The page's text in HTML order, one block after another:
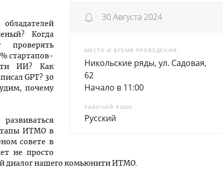
30 Августа 2024
МЕСТО И ВРЕМЯ ПРОВЕДЕНИЯ
Никольские ряды, ул. Садовая,
62
Начало в 11:00
РАБОЧИЙ ЯЗЫК
Русский
Когда
проверять
стартапов-
ИИ? Как
GPT? 30
почему
ИТМО в
совете в
не просто
диалог нашего комьюнити ИТМО.